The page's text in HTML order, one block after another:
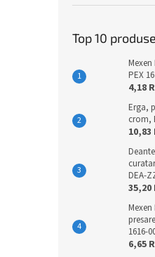
Top 10 produse
PEX
4,18
Erga,
crom,
10,83
DEA-
35,20
1616-
6,65